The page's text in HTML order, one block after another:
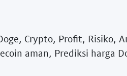
Crypto, Profit, Risiko,
aman, Prediksi harga